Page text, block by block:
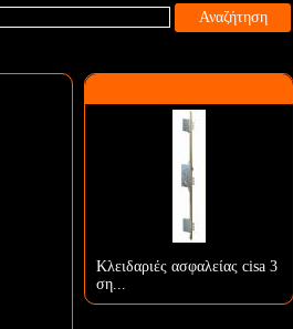
Αναζήτηση
Κλειδαριές ασφαλείας cisa 3
ση...